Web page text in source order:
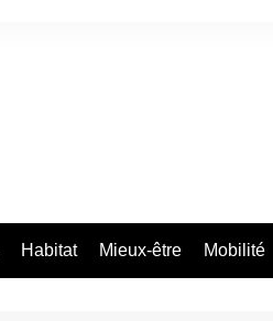
Habitat Mieux-être Mobilité